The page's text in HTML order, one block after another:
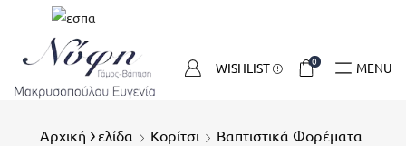
WISHLIST 0 MENU
Αρχική Σελίδα Κορίτσι Βαπτιστικά Φορέματα